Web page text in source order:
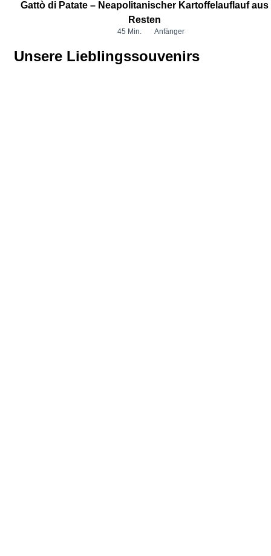
Gattò di Patate – Neapolitanischer Kartoffelauflauf aus
Resten
45 Min. Anfänger
Unsere Lieblingssouvenirs